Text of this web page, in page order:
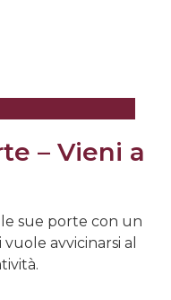
– Vieni a
le sue porte con un
avvicinarsi al